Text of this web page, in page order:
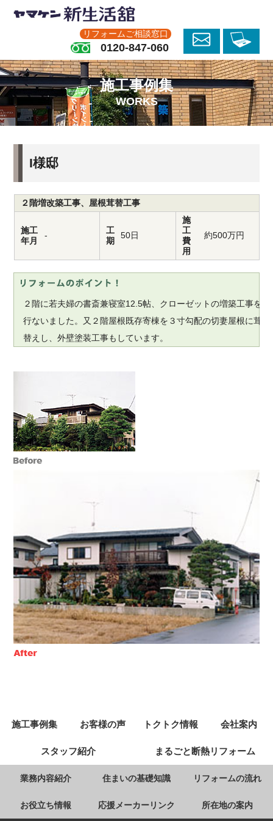
リフォームご相談窓口
0120-847-060
施工事例集
WORKS
I様邸
２階増改築工事、屋根茸替工事
施工
年月
-
工
期
50日
施
工
費
用
約500万円
２階に若夫婦の書斎兼寝室12.5帖、クローゼットの増築工事を
行ないました。又２階屋根既存寄棟を３寸勾配の切妻屋根に茸
替えし、外壁塗装工事もしています。
施工事例集 お客様の声 トクトク情報 会社案内
スタッフ紹介 まるごと断熱リフォーム
業務内容紹介 住まいの基礎知識 リフォームの流れ
お役立ち情報 応援メーカーリンク 所在地の案内